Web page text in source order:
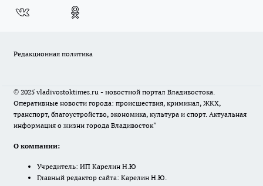
Редакционная политика
© 2025 vladivostoktimes.ru - новостной портал Владивостока.
Оперативные новости города: происшествия, криминал, ЖКХ,
транспорт, благоустройство, экономика, культура и спорт. Актуальная
информация о жизни города Владивосток"
О компании:
Учредитель: ИП Карелин Н.Ю
Главный редактор сайта: Карелин Н.Ю.